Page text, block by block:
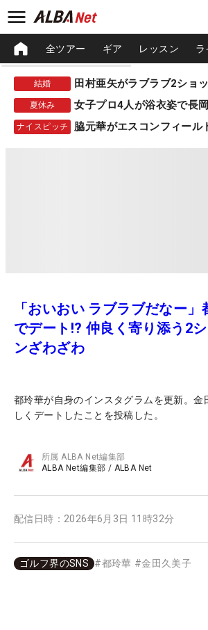
全ツアー ギア レッスン ラ
結婚 田村亜矢がラブラブ2ショ
夏休み 女子プロ4人が浴衣姿で長
ナイスピッチ 脇元華がエスコンフィール
「おいおい ラブラブだなー
でデート!? 仲良く寄り添う2
ンざわざわ
都玲華が自身のインスタグラムを更新。金
しくデートしたことを投稿した。
所属ALBA Net編集部
ALBA Net編集部 / ALBA Net
配信日時： 2026年6月3日 11時32分
ゴルフ界のSNS #都玲華 #金田久美子